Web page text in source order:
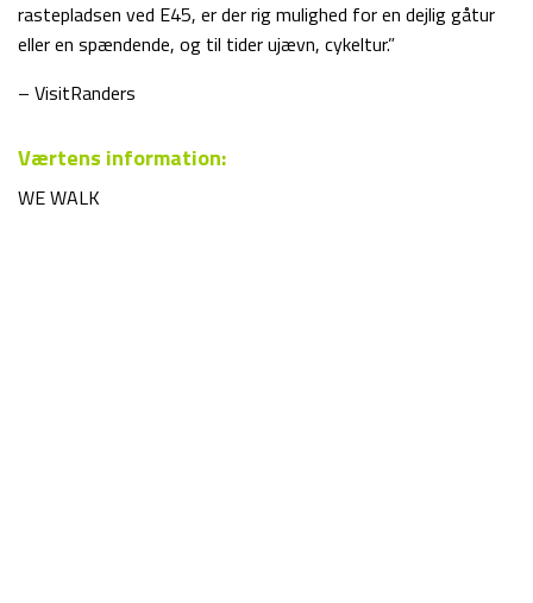
rastepladsen ved E45, er der rig mulighed for en dejlig gåtur
eller en spændende, og til tider ujævn, cykeltur.”
– VisitRanders
Værtens information:
WE WALK